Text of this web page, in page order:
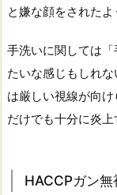
と嫌な顔をされたよ
手洗いに関しては
たいな感じもしれ
は厳しい視線が向
だけでも十分に炎上
HACCPガン無